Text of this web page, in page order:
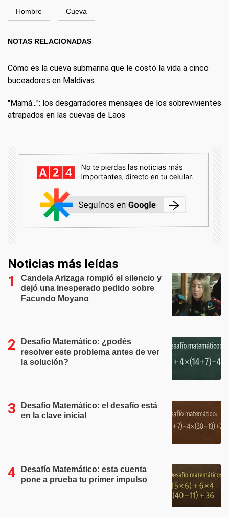
Hombre Cueva
NOTAS RELACIONADAS
Cómo es la cueva submarina que le costó la vida a cinco
buceadores en Maldivas
"Mamá...": los desgarradores mensajes de los sobrevivientes
atrapados en las cuevas de Laos
Noticias más leídas
Candela Arizaga rompió el silencio y
dejó una inesperado pedido sobre
Facundo Moyano
Desafío Matemático: ¿podés
resolver este problema antes de ver
la solución?
Desafío Matemático: el desafío está
en la clave inicial
Desafío Matemático: esta cuenta
pone a prueba tu primer impulso